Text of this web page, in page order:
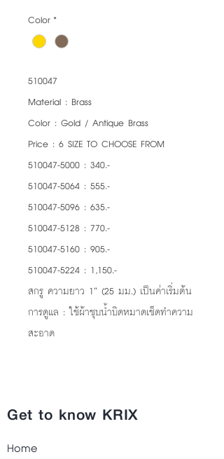
Color*
510047
Material : Brass
Color : Gold / Antique Brass
Price : 6 SIZE TO CHOOSE FROM
510047-5000 : 340.-
510047-5064 : 555.-
510047-5096 : 635.-
510047-5128 : 770.-
510047-5160 : 905.-
510047-5224 : 1,150.-
สกรู ความยาว 1” (25 มม.) เป็นค่าเริ่มต้น
การดูแล : ใช้ผ้าชุบน้ำบิดหมาดเช็ดทำความ
สะอาด
Get to know KRIX
Home